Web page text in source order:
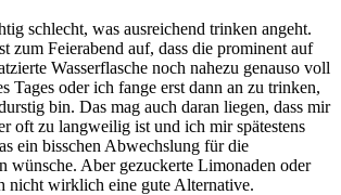
schlecht, was ausreichend trinken angeht.
zum Feierabend auf, dass die prominent auf
Wasserflasche noch nahezu genauso voll
Tages oder ich fange erst dann an zu trinken,
bin. Das mag auch daran liegen, dass mir
oft zu langweilig ist und ich mir spätestens
ein bisschen Abwechslung für die
wünsche. Aber gezuckerte Limonaden oder
nicht wirklich eine gute Alternative.